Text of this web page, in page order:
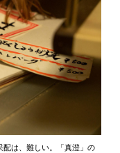
配は、難しい。「真澄」の